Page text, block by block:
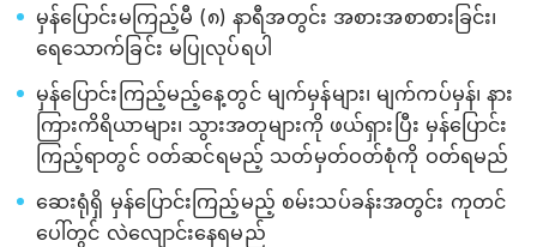
မှန်ပြောင်းမကြည့်မီ (၈) နာရီအတွင်း အစားအစာစားခြင်း၊
ရေသောက်ခြင်း မပြုလုပ်ရပါ
မှန်ပြောင်းကြည့်မည့်နေ့တွင် မျက်မှန်များ၊ မျက်ကပ်မှန်၊ နား
ကြားကိရိယာများ၊ သွားအတုများကို ဖယ်ရှားပြီး မှန်ပြောင်း
ကြည့်ရာတွင် ဝတ်ဆင်ရမည့် သတ်မှတ်ဝတ်စုံကို ဝတ်ရမည်
ဆေးရုံရှိ မှန်ပြောင်းကြည့်မည့် စမ်းသပ်ခန်းအတွင်း ကုတင်
ပေါ်တွင် လဲလျောင်းနေရမည်